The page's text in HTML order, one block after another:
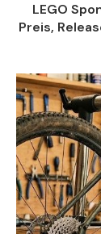
LEGO
Preis,